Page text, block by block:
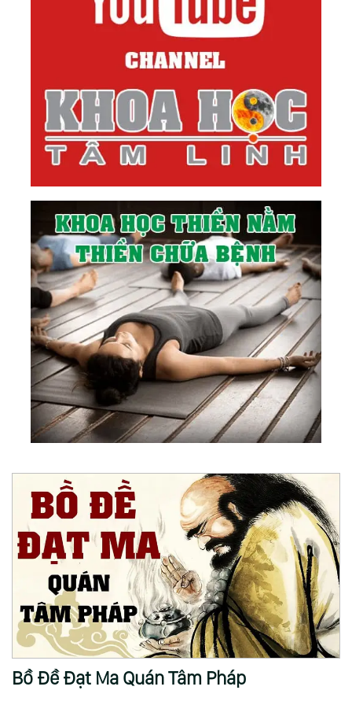
Bồ Đề Đạt Ma Quán Tâm Pháp